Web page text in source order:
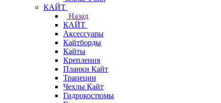
КАЙТ
Назад
КАЙТ
Аксессуары
Кайтборды
Кайты
Крепления
Планки Кайт
Трапеции
Чехлы Кайт
Гидрокостюмы